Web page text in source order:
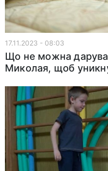
17.11.2023 - 08:03
Що не можна
Миколая, щоб